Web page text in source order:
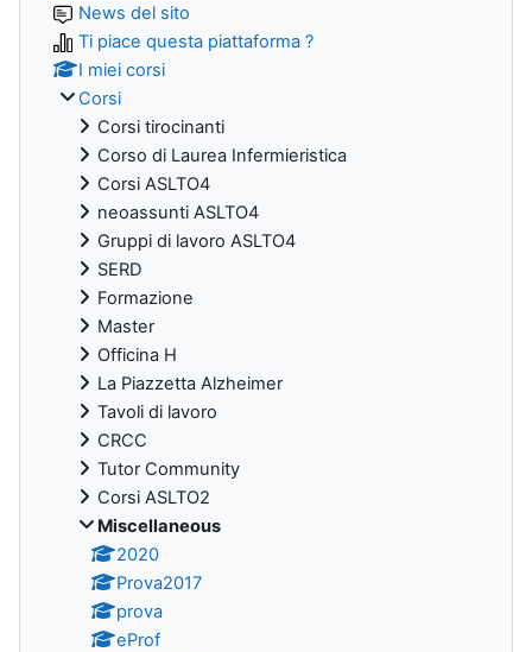
News del sito
Ti piace questa piattaforma ?
I miei corsi
Corsi
Corsi tirocinanti
Corso di Laurea Infermieristica
Corsi ASLTO4
neoassunti ASLTO4
Gruppi di lavoro ASLTO4
SERD
Formazione
Master
Officina H
La Piazzetta Alzheimer
Tavoli di lavoro
CRCC
Tutor Community
Corsi ASLTO2
Miscellaneous
2020
Prova2017
prova
eProf